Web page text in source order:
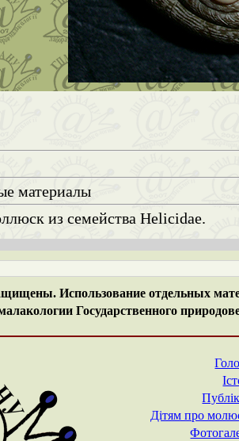
материалы
из семейства Helicidae.
Использование отдельных
Государственного
Дітям про